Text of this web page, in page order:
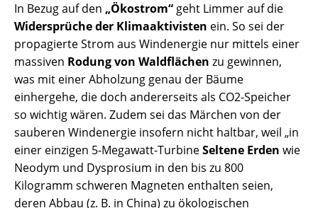
In Bezug auf den „Ökostrom“ geht Limmer auf die
Widersprüche der Klimaaktivisten ein. So sei der
propagierte Strom aus Windenergie nur mittels einer
massiven Rodung von Waldflächen zu gewinnen,
was mit einer Abholzung genau der Bäume
einhergehe, die doch andererseits als CO2-Speicher
so wichtig wären. Zudem sei das Märchen von der
sauberen Windenergie insofern nicht haltbar, weil „in
einer einzigen 5-Megawatt-TurbineSeltene Erden wie
Neodym und Dysprosium in den bis zu 800
Kilogramm schweren Magneten enthalten seien,
deren Abbau (z. B. in China) zu ökologischen